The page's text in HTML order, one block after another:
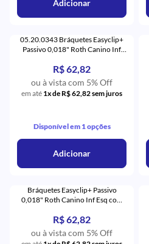
Adicionar
05.20.0343 Bráquetes Easyclip+
Passivo 0,018" Roth Canino Inf
R$ 62,82
ou à vista com 5% Off
em até 1x de R$ 62,82 sem juros
Disponível em 1 opções
Adicionar
Bráquetes Easyclip+ Passivo
0,018" Roth Canino Inf Esq com
R$ 62,82
ou à vista com 5% Off